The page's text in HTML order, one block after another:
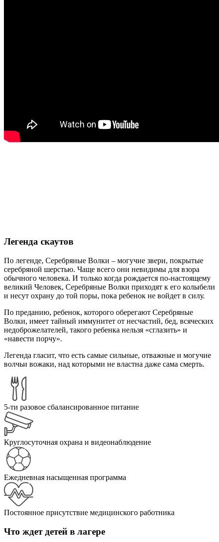
Легенда скаутов
По легенде, Серебряные Волки – могучие звери, покрытые
серебряной шерстью. Чаще всего они невидимы для взора
обычного человека. И только когда рождается по-настоящему
великий Человек, Серебряные Волки приходят к его колыбели
и несут охрану до той поры, пока ребенок не войдет в силу.
По преданию, ребенок, которого оберегают Серебряные
Волки, имеет тайный иммунитет от несчастий, бед, всяческих
недоброжелателей, такого ребенка нельзя «сглазить» и
«навести порчу».
Легенда гласит, что есть самые сильные, отважные и могучие
волчьи вожаки, над которыми не властна даже сама смерть.
5-ти разовое сбалансированное питание
Круглосуточная охрана и видеонаблюдение
Ежедневная насыщенная программа
Постоянное присутствие медицинского работника
Что ждет детей в лагере